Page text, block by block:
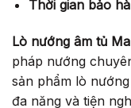
Thời gian bảo
Lò nướng âm tủ
pháp nướng
sản phẩm lò
đa năng và tiện